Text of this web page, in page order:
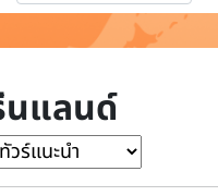
นแลนด์